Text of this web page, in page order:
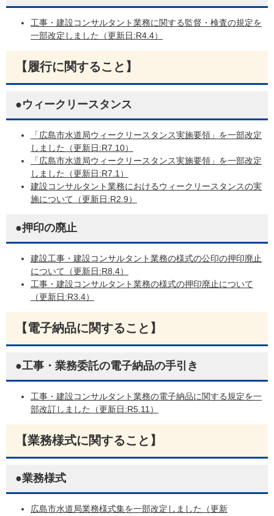
工事・建設コンサルタント業務に関する監督・検査の規定を
一部改定しました（更新日:R4.4）
【履行に関すること】
●ウィークリースタンス
「広島市水道局ウィークリースタンス実施要領」を一部改定
しました（更新日:R7.10）
「広島市水道局ウィークリースタンス実施要領」を一部改定
しました（更新日:R7.1）
建設コンサルタント業務におけるウィークリースタンスの実
施について（更新日:R2.9）
●押印の廃止
建設工事・建設コンサルタント業務の様式の公印の押印廃止
について（更新日:R8.4）
工事・建設コンサルタント業務の様式の押印廃止について
（更新日:R3.4）
【電子納品に関すること】
●工事・業務委託の電子納品の手引き
工事・建設コンサルタント業務の電子納品に関する規定を一
部改訂しました（更新日:R5.11）
【業務様式に関すること】
●業務様式
広島市水道局業務様式集を一部改定しました（更新